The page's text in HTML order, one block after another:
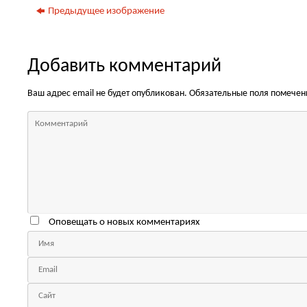
Предыдущее изображение
Добавить комментарий
Ваш адрес email не будет опубликован. Обязательные поля
Оповещать о новых комментариях